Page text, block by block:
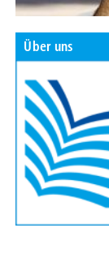
Über uns